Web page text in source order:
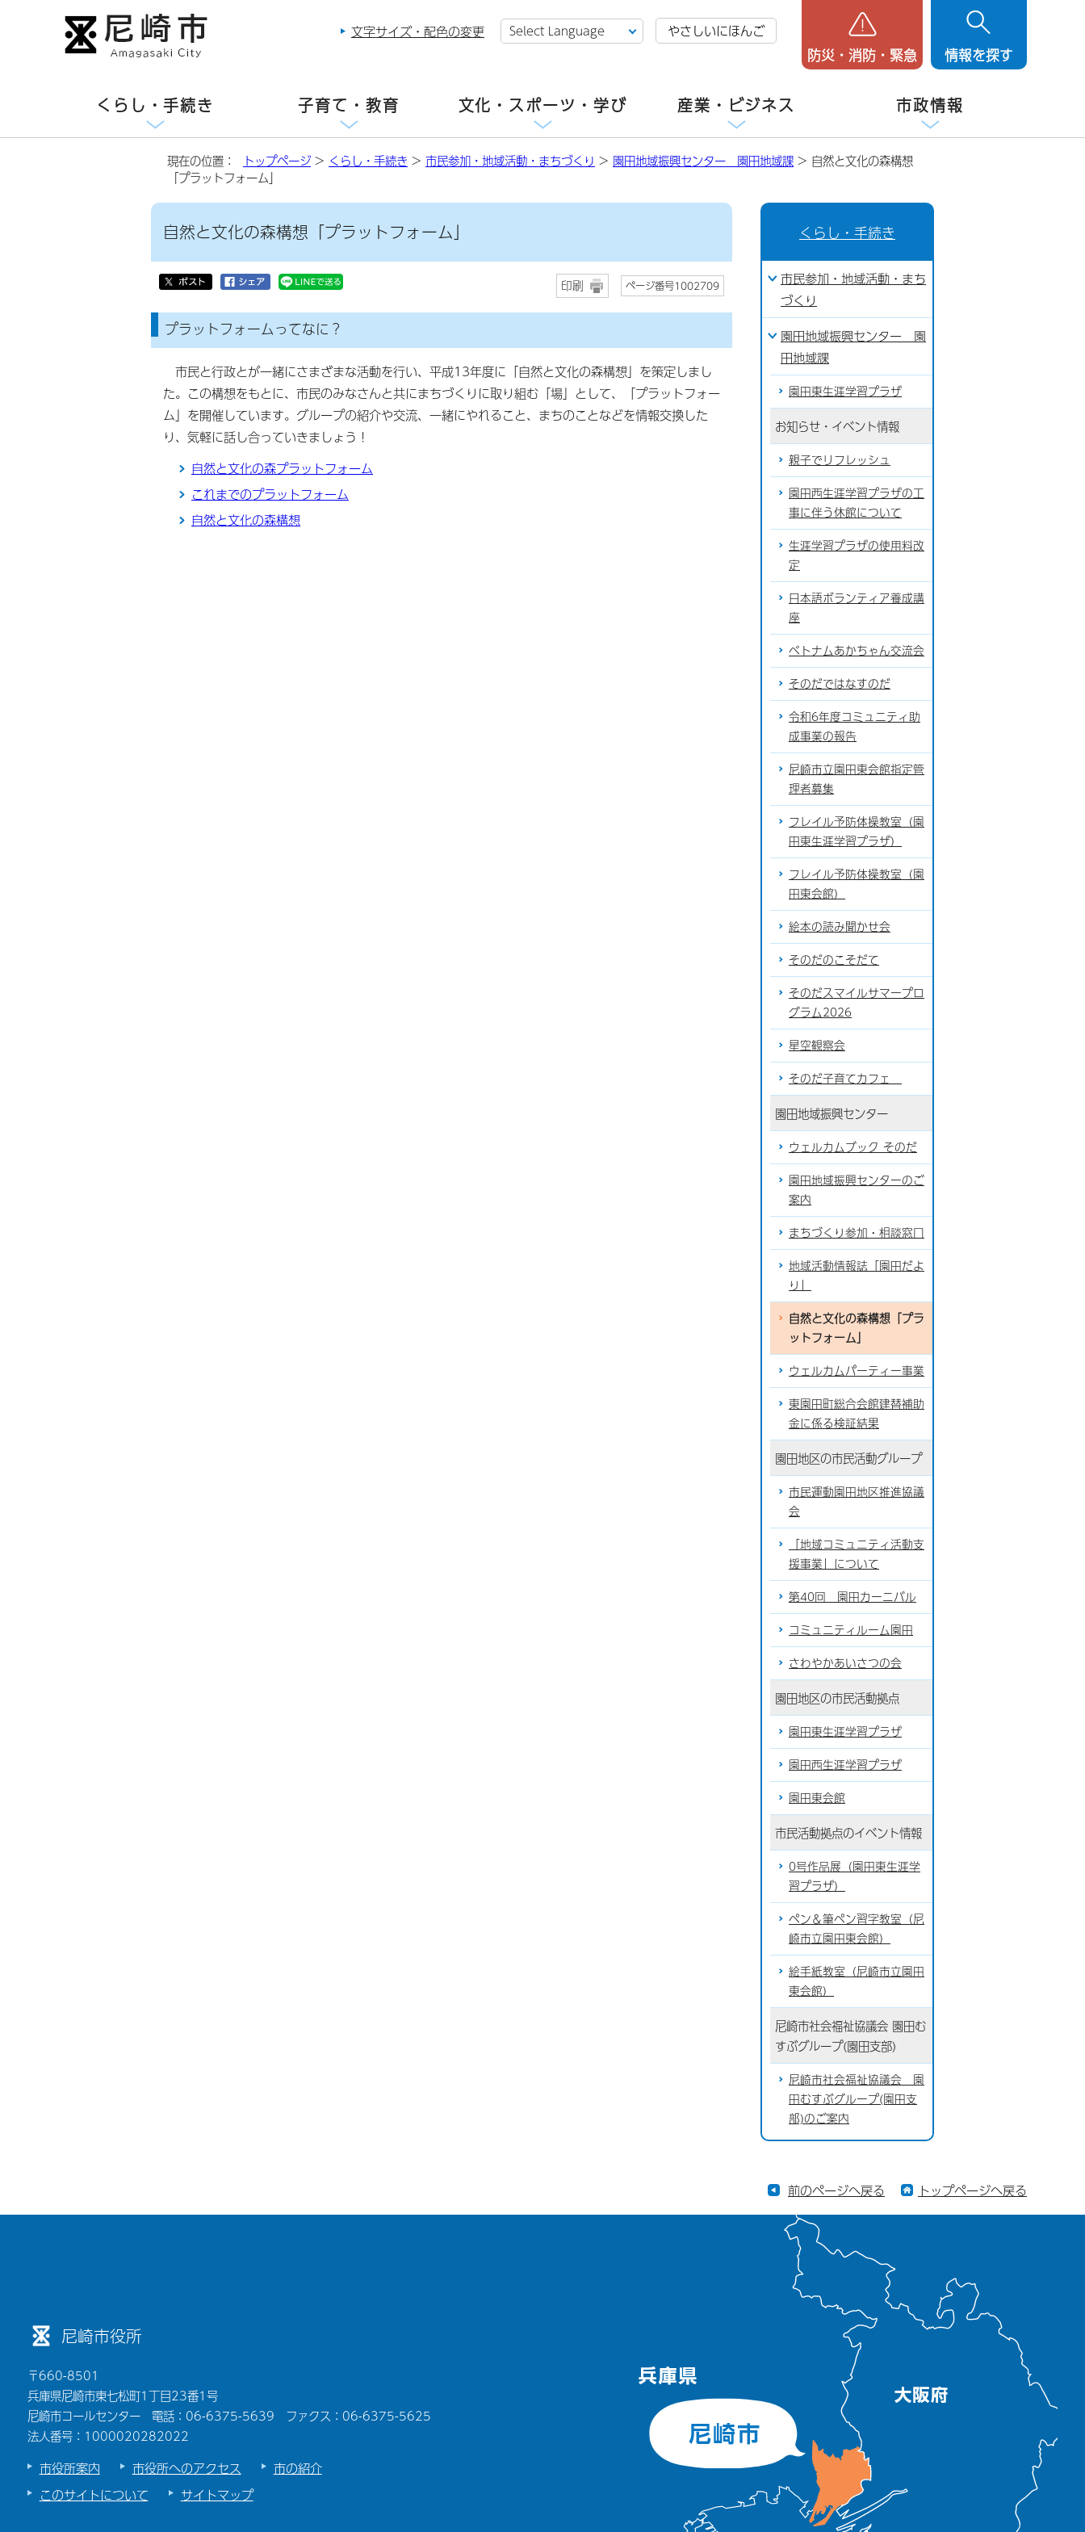
文字サイズ・配色の変更 やさしいにほんご
防災・消防・緊急 情報を探す
くらし・手続き 子育て・教育 文化・スポーツ・学び 産業・ビジネス 市政情報
現在の位置： トップページ> くらし・手続き > 市民参加・地域活動・まちづくり > 園田地域振興センター 園田地域課 > 自然と文化の森構想
「プラットフォーム」
自然と文化の森構想「プラットフォーム」
印刷 ページ番号1002709
プラットフォームってなに？
市民と行政とが一緒にさまざまな活動を行い、平成13年度に「自然と文化の森構想」を策定しまし
た。この構想をもとに、市民のみなさんと共にまちづくりに取り組む「場」として、「プラットフォー
ム」を開催しています。グループの紹介や交流、一緒にやれること、まちのことなどを情報交換した
り、気軽に話し合っていきましょう！
自然と文化の森プラットフォーム
これまでのプラットフォーム
自然と文化の森構想
くらし・手続き
市民参加・地域活動・まち
づくり
園田地域振興センター 園
田地域課
園田東生涯学習プラザ
お知らせ・イベント情報
親子でリフレッシュ
園田西生涯学習プラザの工
事に伴う休館について
生涯学習プラザの使用料改
定
日本語ボランティア養成講
座
ベトナムあかちゃん交流会
そのだではなすのだ
令和6年度コミュニティ助
成事業の報告
尼崎市立園田東会館指定管
理者募集
フレイル予防体操教室（園
田東生涯学習プラザ）
フレイル予防体操教室（園
田東会館）
絵本の読み聞かせ会
そのだのこそだて
そのだスマイルサマープロ
グラム2026
星空観察会
そのだ子育てカフェ
園田地域振興センター
ウェルカムブック そのだ
園田地域振興センターのご
案内
まちづくり参加・相談窓口
地域活動情報誌「園田だよ
り」
自然と文化の森構想「プラ
ットフォーム」
ウェルカムパーティー事業
東園田町総合会館建替補助
金に係る検証結果
園田地区の市民活動グループ
市民運動園田地区推進協議
会
「地域コミュニティ活動支
援事業」について
第40回 園田カーニバル
コミュニティルーム園田
さわやかあいさつの会
園田地区の市民活動拠点
園田東生涯学習プラザ
園田西生涯学習プラザ
園田東会館
市民活動拠点のイベント情報
0号作品展（園田東生涯学
習プラザ）
ペン＆筆ペン習字教室（尼
崎市立園田東会館）
絵手紙教室（尼崎市立園田
東会館）
尼崎市社会福祉協議会 園田む
すぶグループ(園田支部)
尼崎市社会福祉協議会 園
田むすぶグループ(園田支
部)のご案内
前のページへ戻る トップページへ戻る
尼崎市役所
〒660-8501
兵庫県尼崎市東七松町1丁目23番1号
尼崎市コールセンター 電話：06-6375-5639 ファクス：06-6375-5625
法人番号：1000020282022
市役所案内 市役所へのアクセス
市の紹介
このサイトについて
サイトマップ